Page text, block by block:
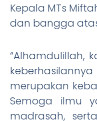
Kepala MTs
dan bangga
“Alhamdulillah,
merupakan
Semoga ilmu
madrasah,